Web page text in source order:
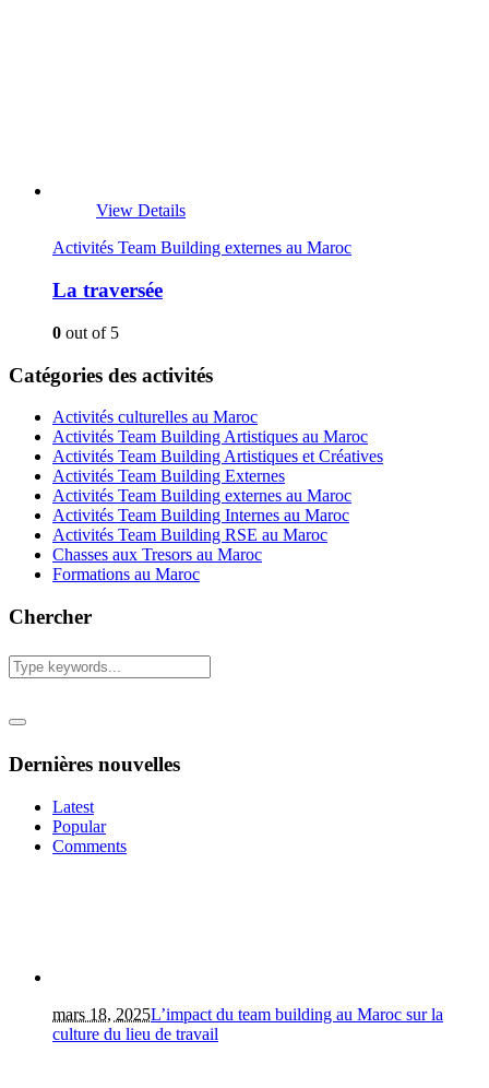
View Details
Activités Team Building externes au Maroc
La traversée
0 out of 5
Catégories des activités
Activités culturelles au Maroc
Activités Team Building Artistiques au Maroc
Activités Team Building Artistiques et Créatives
Activités Team Building Externes
Activités Team Building externes au Maroc
Activités Team Building Internes au Maroc
Activités Team Building RSE au Maroc
Chasses aux Tresors au Maroc
Formations au Maroc
Chercher
Dernières nouvelles
Latest
Popular
Comments
mars 18, 2025L’impact du team building au Maroc sur la
culture du lieu de travail